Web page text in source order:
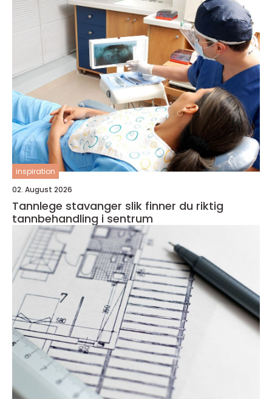
inspiration
02. August 2026
Tannlege stavanger slik finner du riktig
tannbehandling i sentrum